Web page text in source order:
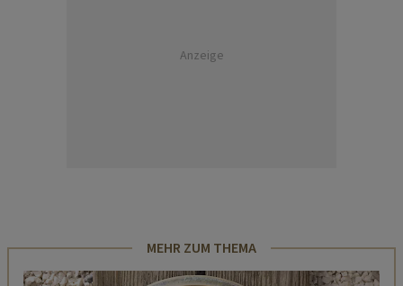
Anzeige
MEHR ZUM THEMA